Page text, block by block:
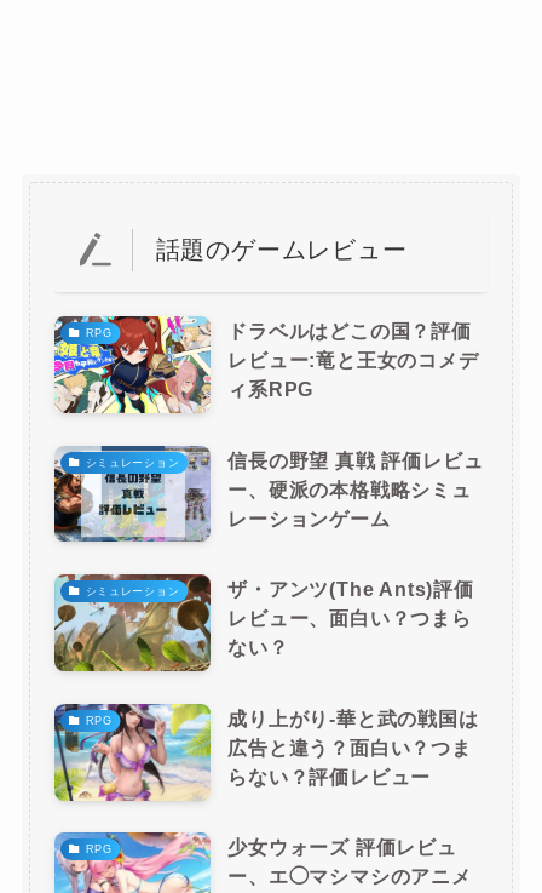
話題のゲームレビュー
RPG
ドラベルはどこの国？評価
レビュー:竜と王女のコメデ
ィ系RPG
シミュレーション
信長の野望 真戦 評価レビュ
ー、硬派の本格戦略シミュ
レーションゲーム
シミュレーション
ザ・アンツ(The Ants)評価
レビュー、面白い？つまら
ない？
RPG
成り上がり-華と武の戦国は
広告と違う？面白い？つま
らない？評価レビュー
RPG
少女ウォーズ 評価レビュ
ー、エ◯マシマシのアニメ